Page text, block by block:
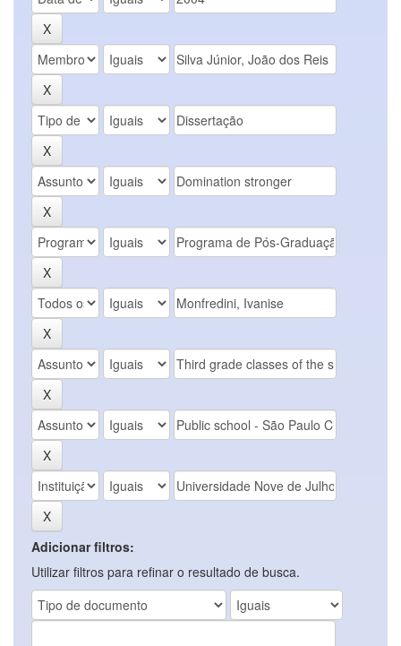
Adicionar filtros:
Utilizar filtros para refinar o resultado de busca.